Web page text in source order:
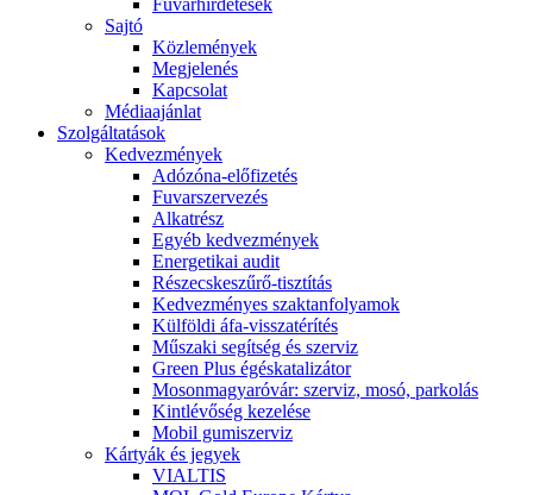
Fuvarhirdetések
Sajtó
Közlemények
Megjelenés
Kapcsolat
Médiaajánlat
Szolgáltatások
Kedvezmények
Adózóna-előfizetés
Fuvarszervezés
Alkatrész
Egyéb kedvezmények
Energetikai audit
Részecskeszűrő-tisztítás
Kedvezményes szaktanfolyamok
Külföldi áfa-visszatérítés
Műszaki segítség és szerviz
Green Plus égéskatalizátor
Mosonmagyaróvár: szerviz, mosó, parkolás
Kintlévőség kezelése
Mobil gumiszerviz
Kártyák és jegyek
VIALTIS